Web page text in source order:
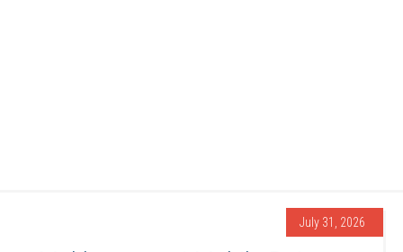
July 31, 2026